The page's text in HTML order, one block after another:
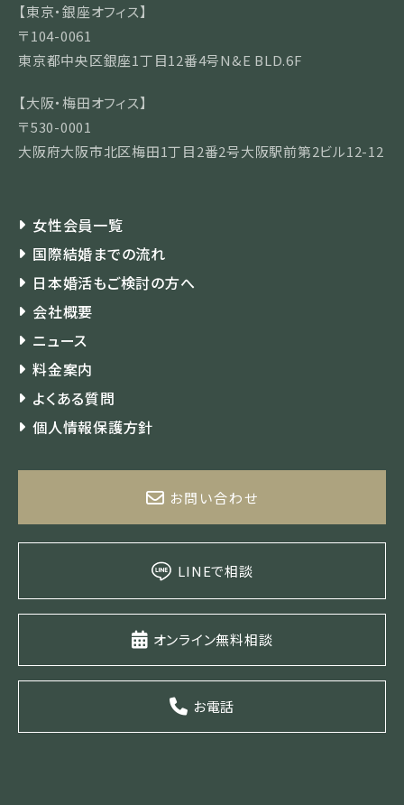
【東京・銀座オフィス】
〒104-0061
東京都中央区銀座1丁目12番4号N&E BLD.6F
【大阪・梅田オフィス】
〒530-0001
大阪府大阪市北区梅田1丁目2番2号大阪駅前第2ビル12-12
女性会員一覧
国際結婚までの流れ
日本婚活もご検討の方へ
会社概要
ニュース
料金案内
よくある質問
個人情報保護方針
お問い合わせ
LINEで相談
オンライン無料相談
お電話